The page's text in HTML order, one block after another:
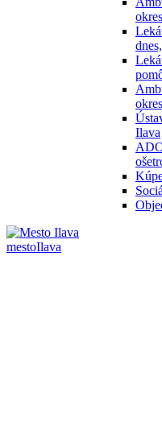
Ilava
mestoIlava